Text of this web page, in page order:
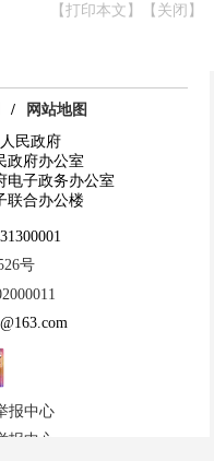
【打印本文】
【关闭】
/
网站地图
民政府
政府办公室
电子政务办公室
联合办公楼
号
报中心
报中心